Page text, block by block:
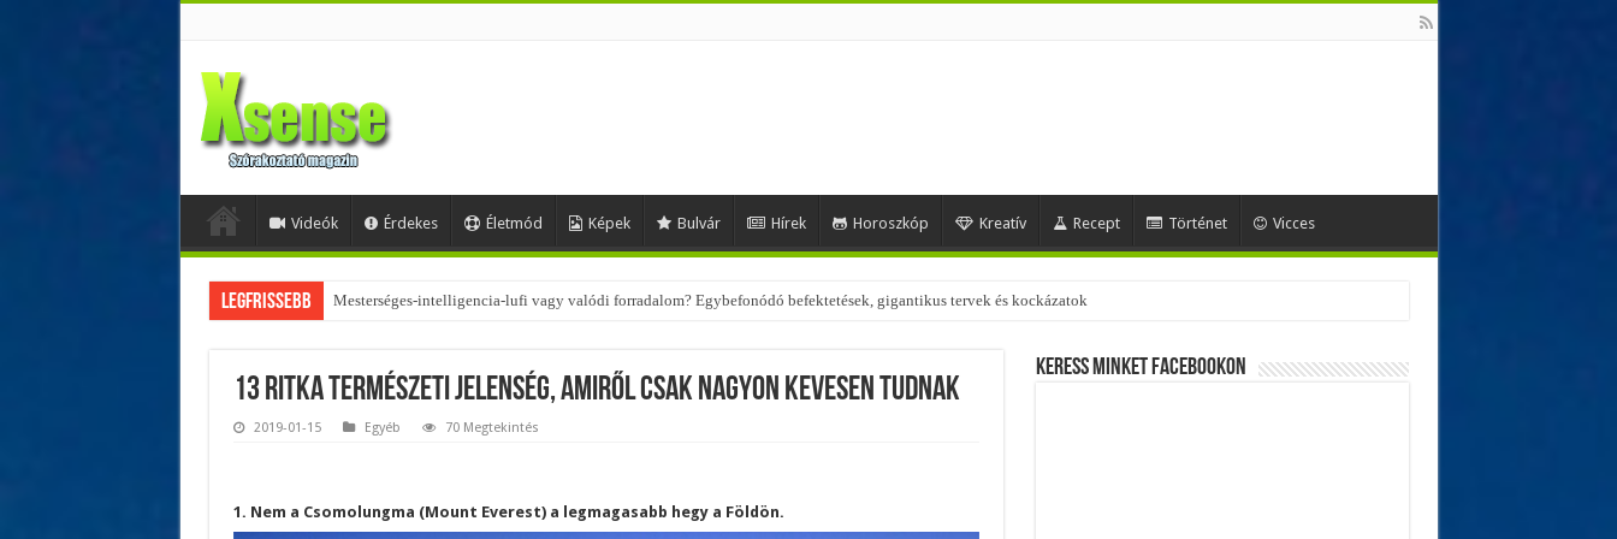
Videók Érdekes Életmód Képek Bulvár Hírek Horoszkóp Kreatív Recept Történet Vicces
Legfrissebb Az övtáskák továbbra is trendik – nézd meg, milyen stílusokhoz illenek!
13 ritka természeti jelenség, amiről csak nagyon kevesen tudnak
2019-01-15 Egyéb 70 Megtekintés
1. Nem a Csomolungma (Mount Everest) a legmagasabb hegy a Földön.
Keress minket Facebookon